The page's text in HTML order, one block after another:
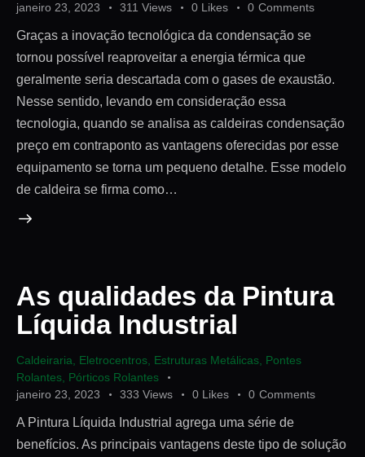
janeiro 23, 2023 311 Views 0 Likes 0 Comments
Graças a inovação tecnológica da condensação se
tornou possível reaproveitar a energia térmica que
geralmente seria descartada com o gases de exaustão.
Nesse sentido, levando em consideração essa
tecnologia, quando se analisa as caldeiras condensação
preço em contraponto as vantagens oferecidas por esse
equipamento se torna um pequeno detalhe. Esse modelo
de caldeira se firma como…
As qualidades da Pintura
Líquida Industrial
Caldeiraria Eletrocentros Estruturas Metálicas Pontes
Rolantes Pórticos Rolantes
janeiro 23, 2023
333 Views 0 Likes 0 Comments
A Pintura Líquida Industrial agrega uma série de
benefícios. As principais vantagens deste tipo de solução